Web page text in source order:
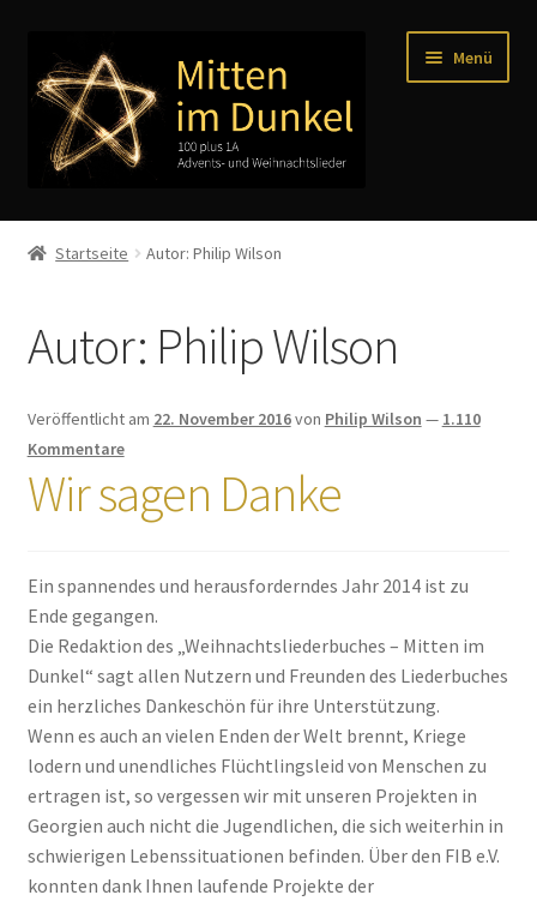
Navigation
springen
Inhalt
springen
Menü
Start
Aktuelles
Idee
Impressum
Blick ins Buch
Hoerproben
Inhaltsverzeichnis
Kasse
Kontakt
Startseite Autor: Philip Wilson
Autor: Philip Wilson
Veröffentlicht am 22. November 2016von Philip Wilson — 1.110
Kommentare
Wir sagen Danke
Ein spannendes und herausforderndes Jahr 2014 ist zu
Ende gegangen.
Die Redaktion des „Weihnachtsliederbuches – Mitten im
Dunkel“ sagt allen Nutzern und Freunden des Liederbuches
ein herzliches Dankeschön für ihre Unterstützung.
Wenn es auch an vielen Enden der Welt brennt, Kriege
lodern und unendliches Flüchtlingsleid von Menschen zu
ertragen ist, so vergessen wir mit unseren Projekten in
Georgien auch nicht die Jugendlichen, die sich weiterhin in
schwierigen Lebenssituationen befinden. Über den FIB e.V.
konnten dank Ihnen laufende Projekte der